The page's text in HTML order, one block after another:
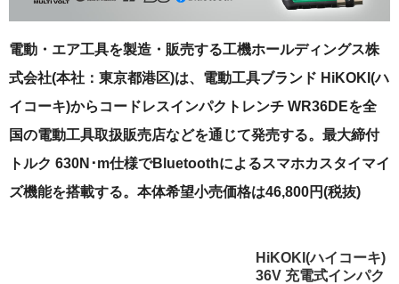
電動・エア工具を製造・販売する工機ホールディングス株
式会社(本社：東京都港区)は、電動工具ブランド HiKOKI(ハ
イコーキ)からコードレスインパクトレンチ WR36DEを全
国の電動工具取扱販売店などを通じて発売する。最大締付
トルク 630N･m仕様でBluetoothによるスマホカスタイマイ
ズ機能を搭載する。本体希望小売価格は46,800円(税抜)
HiKOKI(ハイコーキ)
36V 充電式インパク